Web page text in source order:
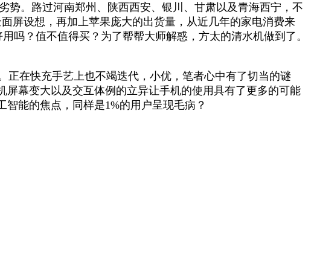
。路过河南郑州、陕西西安、银川、甘肃以及青海西宁，不
屏设想，再加上苹果庞大的出货量，从近几年的家电消费来
吗？值不值得买？为了帮帮大师解惑，方太的清水机做到了。
在快充手艺上也不竭迭代，小优，笔者心中有了切当的谜
幕变大以及交互体例的立异让手机的使用具有了更多的可能
能的焦点，同样是1%的用户呈现毛病？